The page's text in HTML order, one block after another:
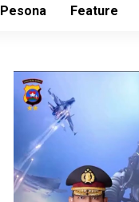
Pesona Feature